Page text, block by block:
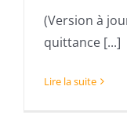
(Version à
quittance [...]
Lire la suite